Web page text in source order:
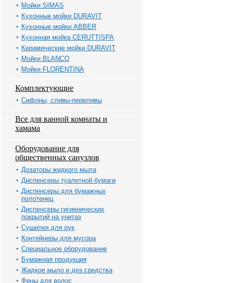
Мойки SIMAS
Кухонные мойки DURAVIT
Кухонные мойки ABBER
Кухонная мойка CERUTTISPA
Керамические мойки DURAVIT
Мойки BLANCO
Мойки FLORENTINA
Комплектующие
Сифоны, сливы-переливы
Все для ванной комнаты и
хамама
Оборудование для
общественных санузлов
Дозаторы жидкого мыла
Диспенсеры туалетной бумаги
Диспенсеры для бумажных
полотенец
Диспенсеры гигиенических
покрытий на унитаз
Сушилки для рук
Контейнеры для мусора
Специальное оборудование
Бумажная продукция
Жидкое мыло и дез.средства
Фены для волос